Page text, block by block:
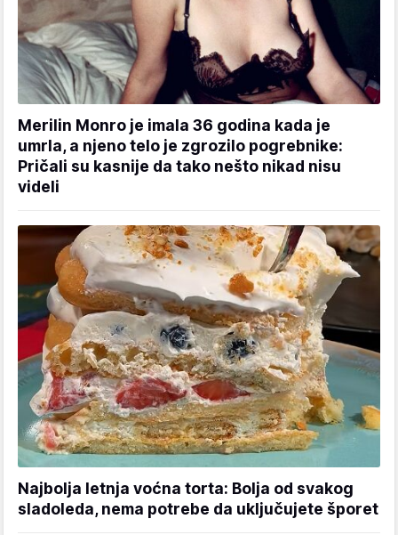
Merilin Monro je imala 36 godina kada je
umrla, a njeno telo je zgrozilo pogrebnike:
Pričali su kasnije da tako nešto nikad nisu
videli
Najbolja letnja voćna torta: Bolja od svakog
sladoleda, nema potrebe da uključujete šporet